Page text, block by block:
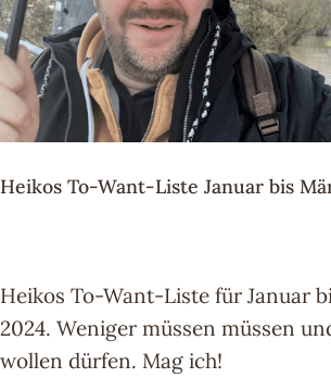
Heikos To-Want-Liste Januar bis
Heikos To-Want-Liste für Januar
2024. Weniger müssen müssen
wollen dürfen. Mag ich!